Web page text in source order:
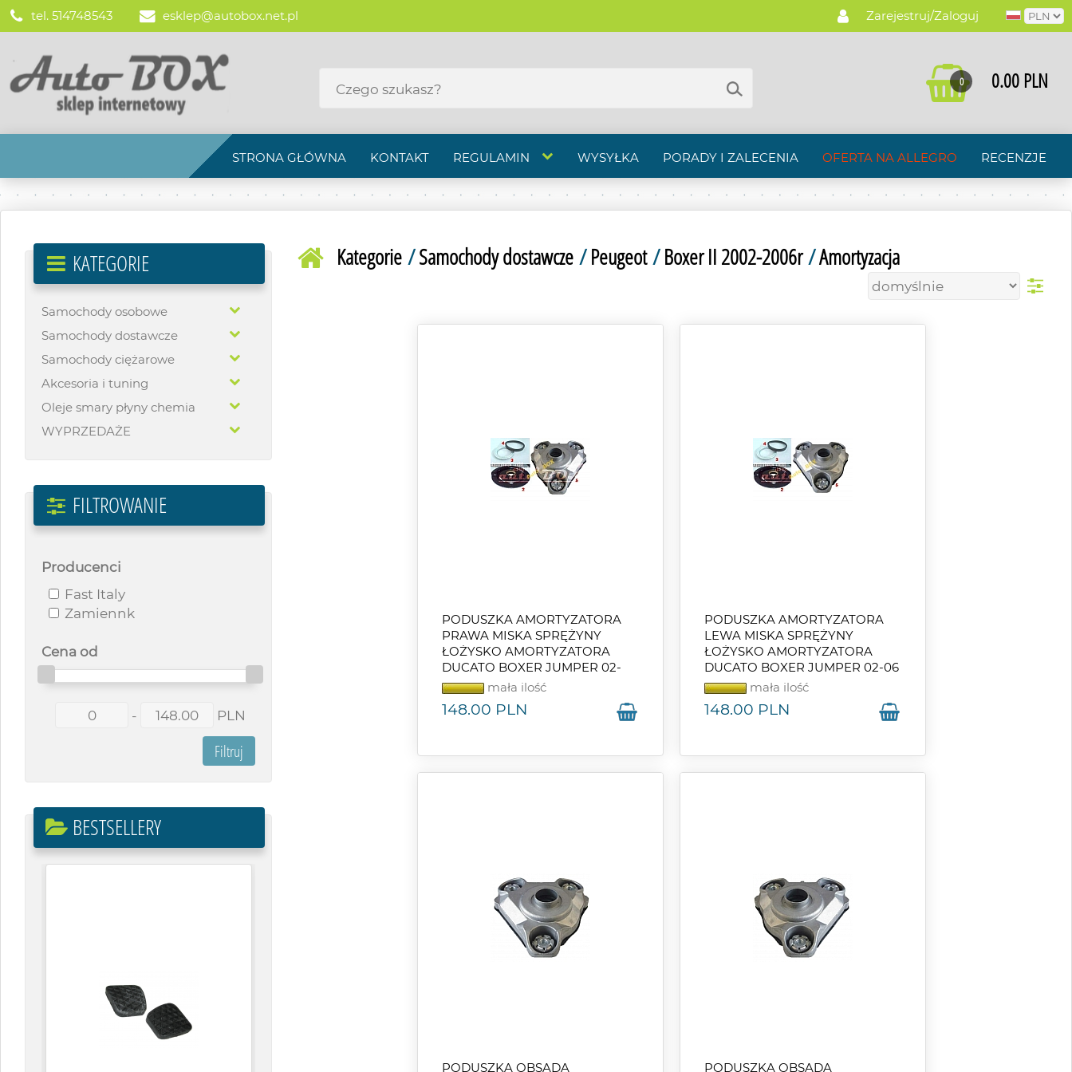
Zarejestruj/Zaloguj
tel. 514748543 esklep@autobox.net.pl
0.00 PLN
0
STRONA GŁÓWNA KONTAKT REGULAMIN WYSYŁKA PORADY I ZALECENIA OFERTA NA ALLEGRO RECENZJE
KATEGORIE
Samochody osobowe
Samochody dostawcze
Samochody ciężarowe
Akcesoria i tuning
Oleje smary płyny chemia
WYPRZEDAŻE
FILTROWANIE
Producenci
Fast Italy
Zamiennk
Cena od
- PLN
BESTSELLERY
Kategorie/Samochody dostawcze/Peugeot/Boxer II 2002-2006r/Amortyzacja
PODUSZKA AMORTYZATORA
PRAWA MISKA SPRĘŻYNY
ŁOŻYSKO AMORTYZATORA
DUCATO BOXER JUMPER 02-
mała ilość
148.00 PLN
PODUSZKA AMORTYZATORA
LEWA MISKA SPRĘŻYNY
ŁOŻYSKO AMORTYZATORA
DUCATO BOXER JUMPER 02-06
mała ilość
148.00 PLN
PODUSZKA OBSADA
PODUSZKA OBSADA